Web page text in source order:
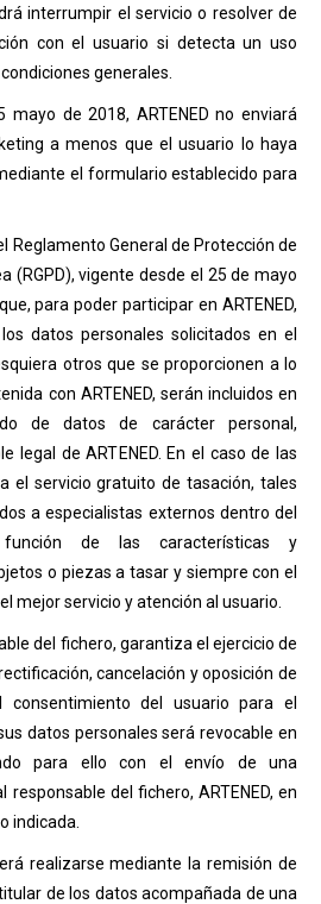
interrumpir el servicio o resolver de
con el usuario si detecta un uso
generales.
mayo de 2018, ARTENED no enviará
a menos que el usuario lo haya
el formulario establecido para
Reglamento General de Protección de
(RGPD), vigente desde el 25 de mayo
para poder participar en ARTENED,
datos personales solicitados en el
otros que se proporcionen a lo
con ARTENED, serán incluidos en
de datos de carácter personal,
legal de ARTENED. En el caso de las
el servicio gratuito de tasación, tales
a especialistas externos dentro del
de las características y
o piezas a tasar y siempre con el
mejor servicio y atención al usuario.
del fichero, garantiza el ejercicio de
cancelación y oposición de
consentimiento del usuario para el
datos personales será revocable en
para ello con el envío de una
del fichero, ARTENED, en
indicada.
realizarse mediante la remisión de
de los datos acompañada de una